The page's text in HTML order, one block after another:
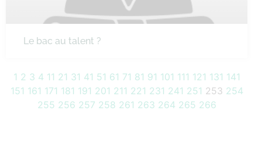
Le bac au talent ?
1 2 3 4 11 21 31 41 51 61 71 81 91 101 111 121 131 141
151 161 171 181 191 201 211 221 231 241 251 253 254
255 256 257 258 261 263 264 265 266